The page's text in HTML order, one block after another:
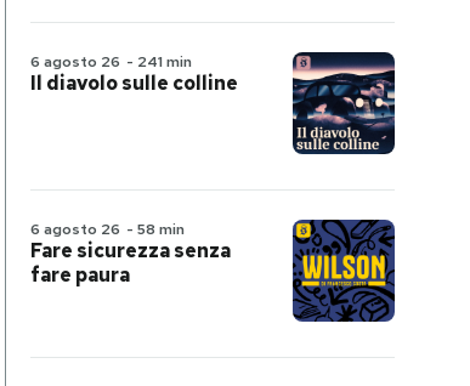
6 agosto 26 - 241 min
Il diavolo sulle colline
6 agosto 26 - 58 min
Fare sicurezza senza
fare paura